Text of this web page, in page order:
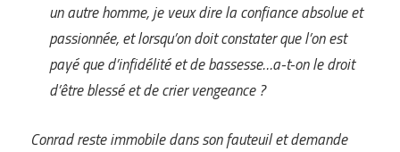
un autre homme, je veux dire la confiance absolue et
passionnée, et lorsqu’on doit constater que l’on est
payé que d’infidélité et de bassesse…a-t-on le droit
d’être blessé et de crier vengeance ?
Conrad reste immobile dans son fauteuil et demande